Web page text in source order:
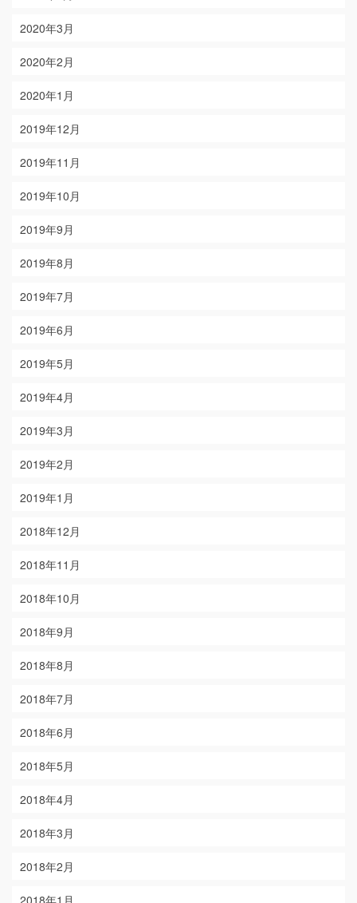
2020年3月
2020年2月
2020年1月
2019年12月
2019年11月
2019年10月
2019年9月
2019年8月
2019年7月
2019年6月
2019年5月
2019年4月
2019年3月
2019年2月
2019年1月
2018年12月
2018年11月
2018年10月
2018年9月
2018年8月
2018年7月
2018年6月
2018年5月
2018年4月
2018年3月
2018年2月
2018年1月